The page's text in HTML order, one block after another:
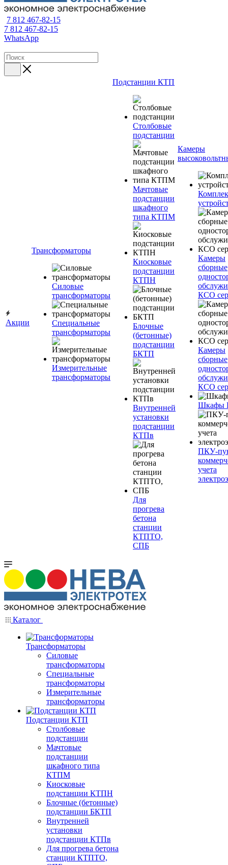
7 812 467-82-15
7 812 467-82-15
WhatsApp
Акции
Трансформаторы
Силовые
трансформаторы
Специальные
трансформаторы
Измерительные
трансформаторы
Подстанции КТП
Столбовые
подстанции
Мачтовые
подстанции
шкафного
типа КТПМ
Киосковые
подстанции
КТПН
Блочные
(бетонные)
подстанции
БКТП
Внутренней
установки
подстанции
КТПв
Для
прогрева
бетона
станции
КТПТО,
СПБ
Камеры
Камеры
сборные
КСО
Камеры
сборные
КСО
Шкафы
ПКУ-
учета
Каталог
Трансформаторы
Силовые
трансформаторы
Специальные
трансформаторы
Измерительные
трансформаторы
Подстанции КТП
Столбовые
подстанции
Мачтовые
подстанции
шкафного типа
КТПМ
Киосковые
подстанции КТПН
Блочные (бетонные)
подстанции БКТП
Внутренней
установки
подстанции КТПв
Для прогрева бетона
станции КТПТО,